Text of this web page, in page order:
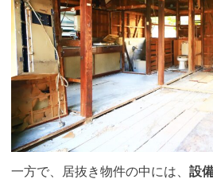
一方で、居抜き物件の中には、 設